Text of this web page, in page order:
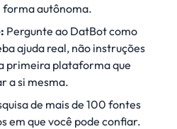
autônoma.
Pergunte ao DatBot como
ajuda real, não instruções
primeira plataforma que
a si mesma.
de mais de 100 fontes
em que você pode confiar.